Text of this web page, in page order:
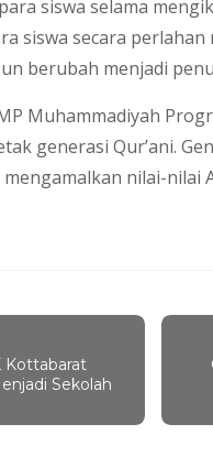
siswa selama
siswa secara
berubah menjadi
Muhammadiyah
generasi Qur’ani.
nilai-nilai
Kottabarat
Sekolah